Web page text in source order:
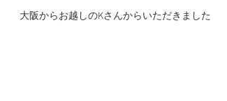
大阪からお越しのKさんからいただきました